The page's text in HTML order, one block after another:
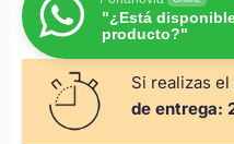
para arras
alianzas
Perchas de
personalizadas
Rasca y Gana
Sorpresas y
Bolsos personalizados
Neceseres personalizados
"¿Está
producto?"
Si realizas
de entrega: